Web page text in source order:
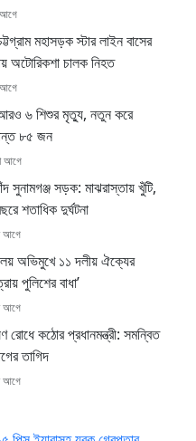
মহাসড়ক স্টার লাইন বাসের
অটোরিকশা চালক নিহত
৬ শিশুর মৃত্যু, নতুন করে
৮৫ জন
আগে
সুনামগঞ্জ সড়ক: মাঝরাস্তায় খুঁটি,
শতাধিক দুর্ঘটনা
আগে
অভিমুখে ১১ দলীয় ঐক্যের
পুলিশের বাধা’
আগে
রোধে কঠোর প্রধানমন্ত্রী: সমন্বিত
তাগিদ
আগে